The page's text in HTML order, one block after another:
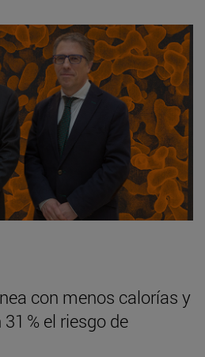
con menos calorías y
% el riesgo de